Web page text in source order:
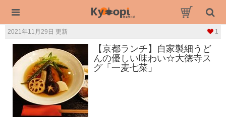
2021年11月29日 更新 1
【京都ランチ】自家製細うど
んの優しい味わい☆大徳寺ス
グ「一麦七菜」